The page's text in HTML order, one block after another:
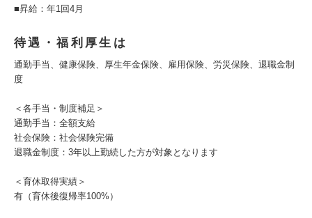
■昇給：年1回4月
待遇・福利厚生は
通勤手当、健康保険、厚生年金保険、雇用保険、労災保険、退職金制
度
＜各手当・制度補足＞
通勤手当：全額支給
社会保険：社会保険完備
退職金制度：3年以上勤続した方が対象となります
＜育休取得実績＞
有（育休後復帰率100%）